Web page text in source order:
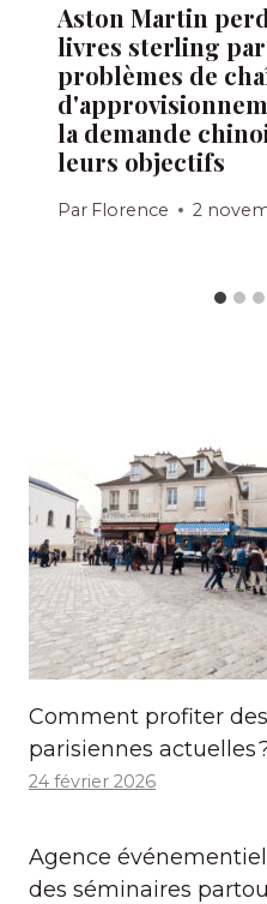
Aston Martin
livres sterling
problèmes de
la demande
leurs objectifs
Par Florence 2
Comment profiter
parisiennes actuelles
24 février 2026
Agence
des séminaires